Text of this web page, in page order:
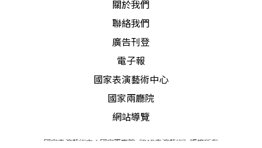
關於我們
聯絡我們
廣告刊登
電子報
國家表演藝術中心
國家兩廳院
網站導覽
國家表演藝術中心國家兩廳院《PAR表演藝術》版權所有